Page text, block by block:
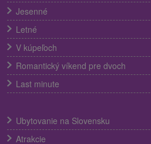
Jesenné
Letné
V kúpeľoch
Romantický víkend pre dvoch
Last minute
Ubytovanie na Slovensku
Atrakcie